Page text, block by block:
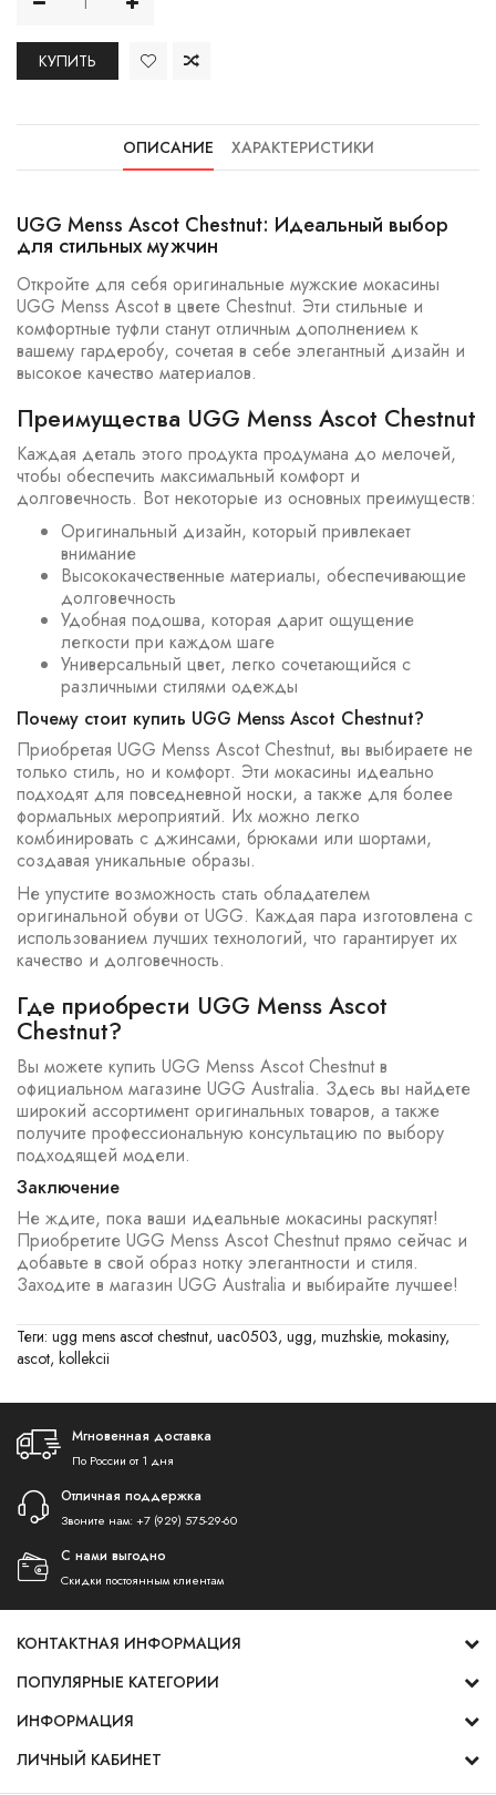
КУПИТЬ
ОПИСАНИЕ ХАРАКТЕРИСТИКИ
UGG Menss Ascot Chestnut: Идеальный выбор
для стильных мужчин
Откройте для себя оригинальные мужские мокасины
UGG Menss Ascot в цвете Chestnut. Эти стильные и
комфортные туфли станут отличным дополнением к
вашему гардеробу, сочетая в себе элегантный дизайн и
высокое качество материалов.
Преимущества UGG Menss Ascot Chestnut
Каждая деталь этого продукта продумана до мелочей,
чтобы обеспечить максимальный комфорт и
долговечность. Вот некоторые из основных преимуществ:
Оригинальный дизайн, который привлекает
внимание
Высококачественные материалы, обеспечивающие
долговечность
Удобная подошва, которая дарит ощущение
легкости при каждом шаге
Универсальный цвет, легко сочетающийся с
различными стилями одежды
Почему стоит купить UGG Menss Ascot Chestnut?
Приобретая UGG Menss Ascot Chestnut, вы выбираете не
только стиль, но и комфорт. Эти мокасины идеально
подходят для повседневной носки, а также для более
формальных мероприятий. Их можно легко
комбинировать с джинсами, брюками или шортами,
создавая уникальные образы.
Не упустите возможность стать обладателем
оригинальной обуви от UGG. Каждая пара изготовлена с
использованием лучших технологий, что гарантирует их
качество и долговечность.
Где приобрести UGG Menss Ascot
Chestnut?
Вы можете купить UGG Menss Ascot Chestnut в
официальном магазине UGG Australia. Здесь вы найдете
широкий ассортимент оригинальных товаров, а также
получите профессиональную консультацию по выбору
подходящей модели.
Заключение
Не ждите, пока ваши идеальные мокасины раскупят!
Приобретите UGG Menss Ascot Chestnut прямо сейчас и
добавьте в свой образ нотку элегантности и стиля.
Заходите в магазин UGG Australia и выбирайте лучшее!
Теги: ugg mens ascot chestnut, uac0503, ugg, muzhskie, mokasiny,
ascot, kollekcii
Мгновенная доставка
По России от 1 дня
Отличная поддержка
Звоните нам: +7 (929) 575-29-60
С нами выгодно
Скидки постоянным клиентам
КОНТАКТНАЯ ИНФОРМАЦИЯ
ПОПУЛЯРНЫЕ КАТЕГОРИИ
ИНФОРМАЦИЯ
ЛИЧНЫЙ КАБИНЕТ